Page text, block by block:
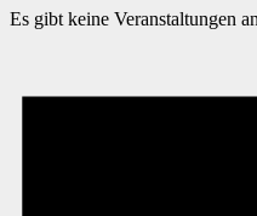
Es gibt keine Veranstaltungen